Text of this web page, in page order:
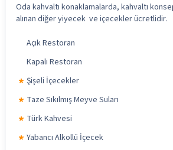
Oda kahvaltı konaklamalarda, kahvaltı
alınan diğer yiyecek ve içecekler ücretlidir.
Açık Restoran
Kapalı Restoran
Şişeli İçecekler
Taze Sıkılmış Meyve Suları
Türk Kahvesi
Yabancı Alkollü İçecek